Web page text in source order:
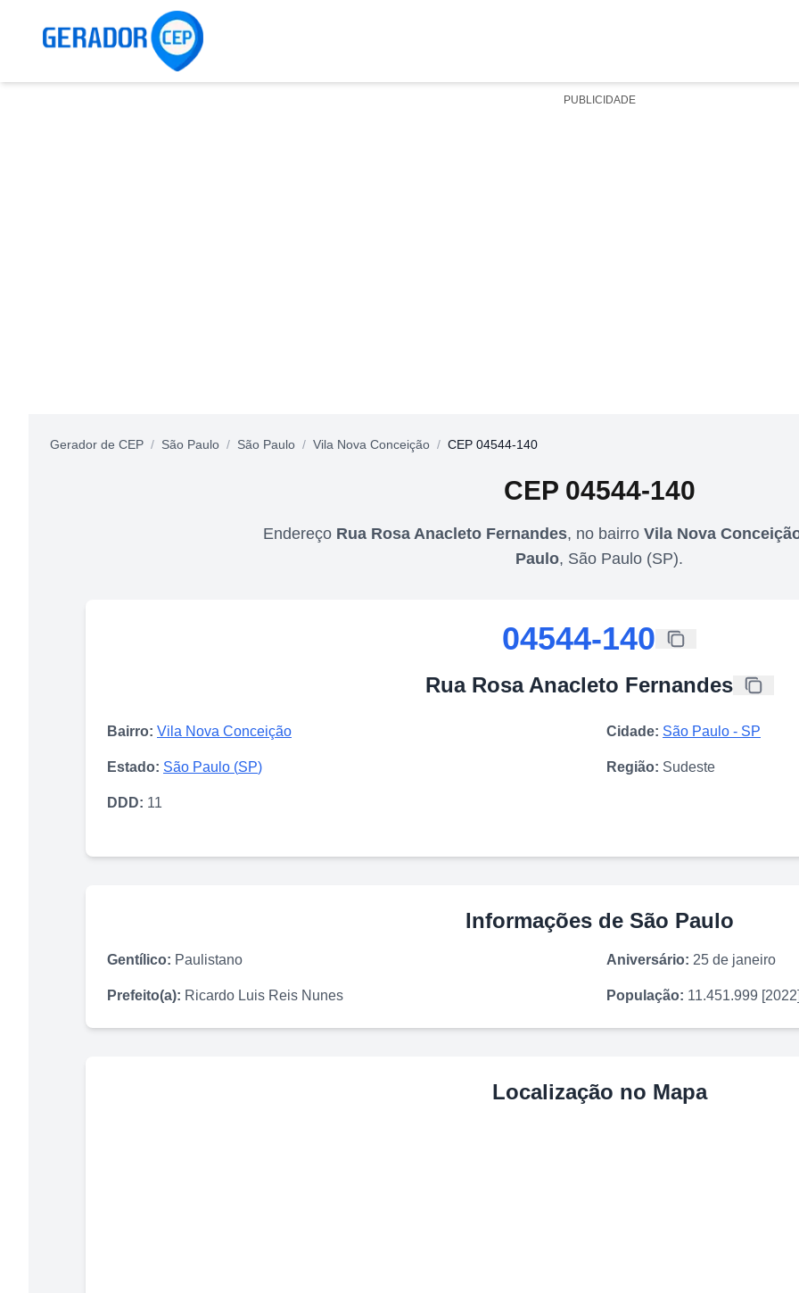
PUBLICIDADE
Gerador de CEP / São Paulo / São Paulo / Vila Nova Conceição / CEP 04544-140
CEP 04544-140
Endereço Rua Rosa Anacleto Fernandes, no bairro Vila Nova
Paulo, São Paulo (SP).
04544-140
Rua Rosa Anacleto Fernandes
Bairro: Vila Nova Conceição Cidade: São Paulo - SP
Estado: São Paulo (SP) Região: Sudeste
DDD: 11
Informações de São Paulo
Gentílico: Paulistano Aniversário: 25 de janeiro
Prefeito(a): Ricardo Luis Reis Nunes População: 11.451.999
Localização no Mapa